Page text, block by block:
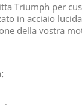
Triumph per
in acciaio
della vostra